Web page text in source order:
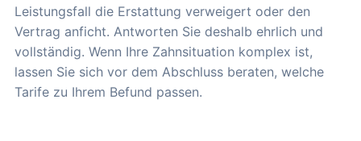
Leistungsfall die Erstattung verweigert oder den
Vertrag anficht. Antworten Sie deshalb ehrlich und
vollständig. Wenn Ihre Zahnsituation komplex ist,
lassen Sie sich vor dem Abschluss beraten, welche
Tarife zu Ihrem Befund passen.